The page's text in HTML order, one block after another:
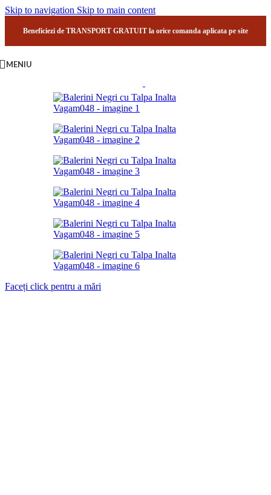
Skip to navigation Skip to main content
Beneficiezi de TRANSPORT GRATUIT la orice comanda aplicata pe site
MENIU
Faceți click pentru a mări